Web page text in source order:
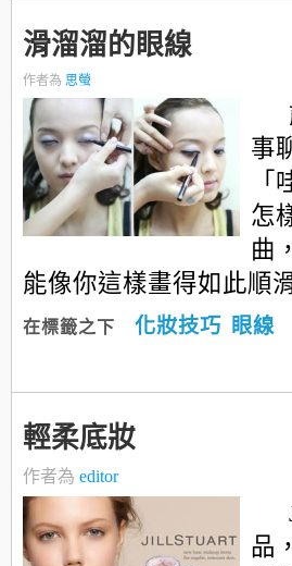
滑溜溜的眼線
作者為 思螢
事
怎
曲
能像你這樣畫得如此順
在標籤之下 化妝技巧
眼線
輕柔底妝
作者為 editor
品